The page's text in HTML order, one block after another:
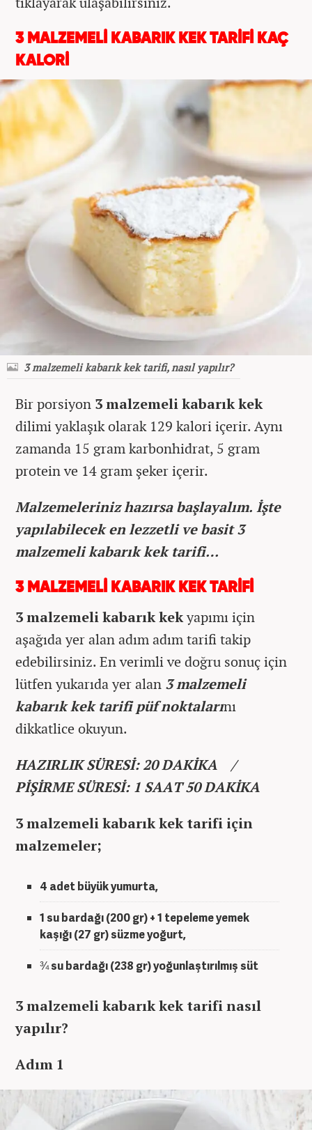
3 MALZEMELİ KABARIK KEK TARİFİ KAÇ
KALORİ
3 malzemeli kabarık kek tarifi, nasıl yapılır?
Bir porsiyon 3 malzemeli kabarık kek
dilimi yaklaşık olarak 129 kalori içerir. Aynı
zamanda 15 gram karbonhidrat, 5 gram
protein ve 14 gram şeker içerir.
Malzemeleriniz hazırsa başlayalım. İşte
yapılabilecek en lezzetli ve basit 3
malzemeli kabarık kek tarifi…
3 MALZEMELİ KABARIK KEK TARİFİ
3 malzemeli kabarık kekyapımı için
aşağıda yer alan adım adım tarifi takip
edebilirsiniz. En verimli ve doğru sonuç için
lütfen yukarıda yer alan 3 malzemeli
kabarık kek tarifi püf noktalarını
dikkatlice okuyun.
HAZIRLIK SÜRESİ: 20 DAKİKA /
PİŞİRME SÜRESİ: 1 SAAT 50 DAKİKA
3 malzemeli kabarık kek tarifi için
malzemeler;
4 adet büyük yumurta,
1 su bardağı (200 gr) + 1 tepeleme yemek
kaşığı (27 gr) süzme yoğurt,
¾ su bardağı (238 gr) yoğunlaştırılmış süt
3 malzemeli kabarık kek tarifi nasıl
yapılır?
Adım 1